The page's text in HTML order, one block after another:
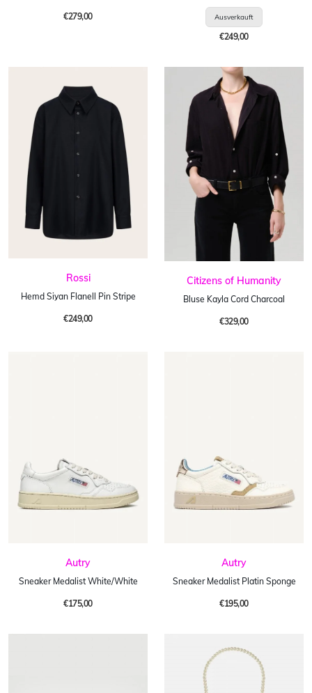
€279,00
€249,00
Rossi
Hemd Siyan Flanell Pin Stripe
€249,00
Citizens of Humanity
Bluse Kayla Cord Charcoal
€329,00
Autry
Sneaker Medalist White/White
€175,00
Autry
Sneaker Medalist Platin Sponge
€195,00